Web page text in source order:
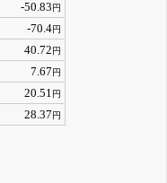
-50.83円
-70.4円
40.72円
7.67円
20.51円
28.37円